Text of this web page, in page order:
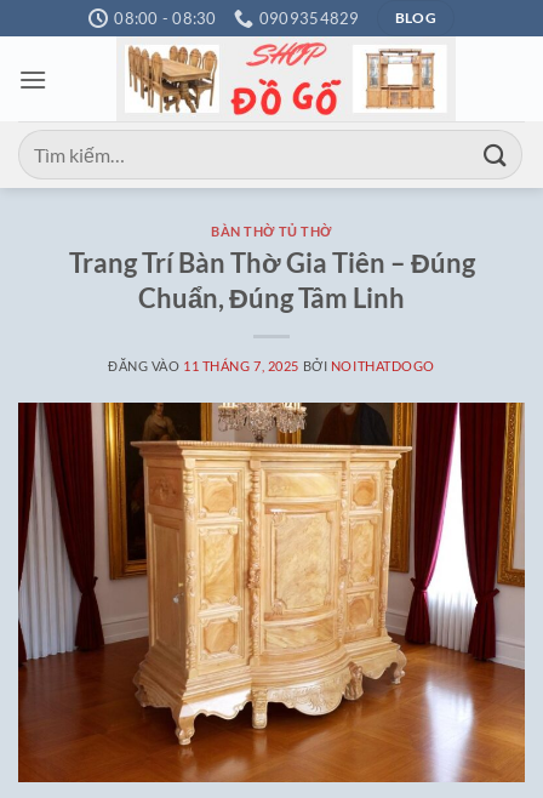
qua
nội
08:00 - 08:30 0909354829 BLOG
Tìm
kiếm:
BÀN THỜ TỦ THỜ
Trang Trí Bàn Thờ Gia Tiên – Đúng
Chuẩn, Đúng Tâm Linh
ĐĂNG VÀO 11 THÁNG 7, 2025 BỞI NOITHATDOGO